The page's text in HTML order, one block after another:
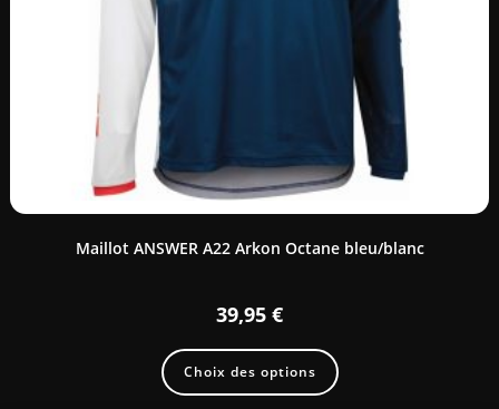
Maillot ANSWER A22 Arkon Octane bleu/blanc
39,95 €
Choix des options